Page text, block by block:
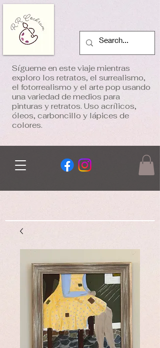
Sígueme en este viaje mientras
exploro los retratos, el surrealismo,
el fotorrealismo y el arte pop usando
una variedad de medios para
pinturas y retratos. Uso acrílicos,
óleos, carboncillo y lápices de
colores.